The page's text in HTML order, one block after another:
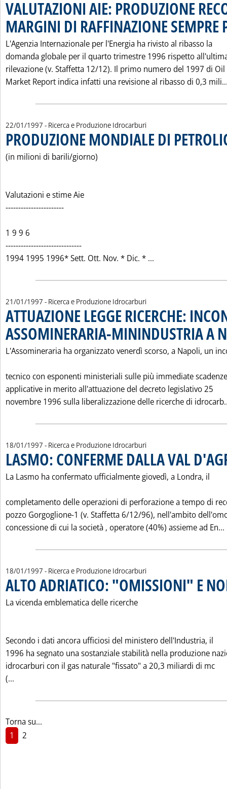
VALUTAZIONI AIE: PRODUZIONE
MARGINI DI RAFFINAZIONE SEMPRE
L'Agenzia Internazionale per l'Energia ha rivisto al ribasso la
domanda globale per il quarto trimestre 1996 rispetto
rilevazione (v. Staffetta 12/12). Il primo numero del 1997 di Oil
Market Report indica infatti una revisione al ribasso di 0,3
22/01/1997 - Ricerca e Produzione Idrocarburi
PRODUZIONE MONDIALE DI
(in milioni di barili/giorno)
Valutazioni e stime Aie
-----------------------
1 9 9 6
------------------------------
1994 1995 1996* Sett. Ott. Nov. * Dic. * ...
21/01/1997 - Ricerca e Produzione Idrocarburi
ATTUAZIONE LEGGE RICERCHE:
ASSOMINERARIA-MININDUSTRIA A
L'Assomineraria ha organizzato venerdì scorso, a Napoli, un
tecnico con esponenti ministeriali sulle più immediate scadenze
applicative in merito all'attuazione del decreto legislativo 25
novembre 1996 sulla liberalizzazione delle ricerche di
18/01/1997 - Ricerca e Produzione Idrocarburi
LASMO: CONFERME DALLA VAL
La Lasmo ha confermato ufficialmente giovedì, a Londra, il
completamento delle operazioni di perforazione a tempo di
pozzo Gorgoglione-1 (v. Staffetta 6/12/96), nell'ambito
concessione di cui la società ‚ operatore (40%) assieme ad En...
18/01/1997 - Ricerca e Produzione Idrocarburi
ALTO ADRIATICO: "OMISSIONI" E
La vicenda emblematica delle ricerche
Secondo i dati ancora ufficiosi del ministero dell'Industria, il
1996 ha segnato una sostanziale stabilità nella produzione
idrocarburi con il gas naturale "fissato" a 20,3 miliardi di mc
(...
Torna su...
1
2